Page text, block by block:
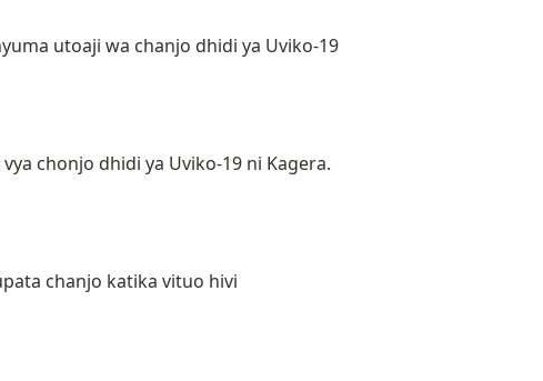
utoaji wa chanjo dhidi ya Uviko-19
chonjo dhidi ya Uviko-19 ni Kagera.
chanjo katika vituo hivi